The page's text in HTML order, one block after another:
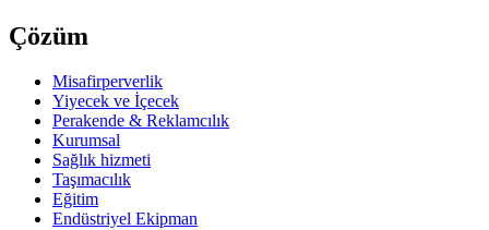
Çözüm
Misafirperverlik
Yiyecek ve İçecek
Perakende & Reklamcılık
Kurumsal
Sağlık hizmeti
Taşımacılık
Eğitim
Endüstriyel Ekipman